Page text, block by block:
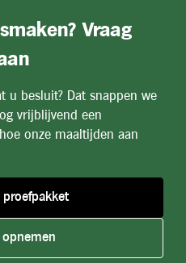
Vraag
u besluit? Dat snappen we
vrijblijvend een
onze maaltijden aan
proefpakket